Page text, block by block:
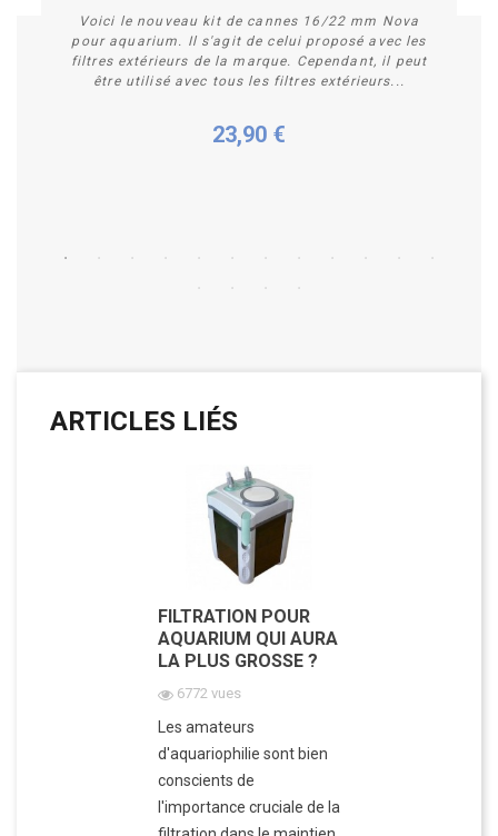
Voici le nouveau kit de cannes 16/22 mm Nova
pour aquarium. Il s'agit de celui proposé avec les
filtres extérieurs de la marque. Cependant, il peut
être utilisé avec tous les filtres extérieurs...
23,90 €
ARTICLES LIÉS
FILTRATION POUR
AQUARIUM QUI AURA
LA PLUS GROSSE ?
6772 vues
Les amateurs
d'aquariophilie sont bien
conscients de
l'importance cruciale de la